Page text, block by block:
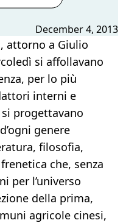
December 4, 2013
attorno a Giulio
si affollavano
per lo più
interni e
progettavano
genere
filosofia,
che, senza
per l’universo
della prima,
agricole cinesi,